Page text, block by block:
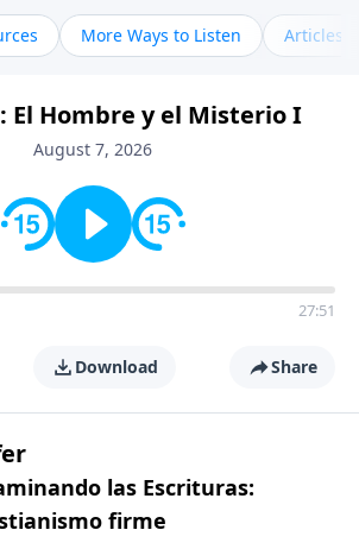
More Ways to Listen Articles
El Hombre y el Misterio I
August 7, 2026
27:51
Download Share
las Escrituras:
firme